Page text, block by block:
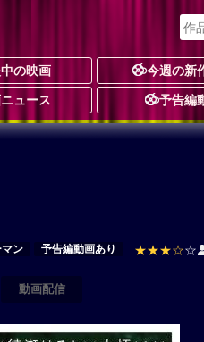
の映画 今週の新
ュース 予告編
マン 予告編動画あり ★★★☆☆
動画配信